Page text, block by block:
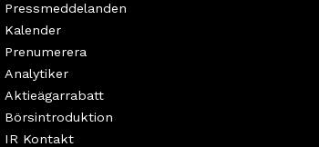
Pressmeddelanden
Kalender
Prenumerera
Analytiker
Aktieägarrabatt
Börsintroduktion
IR Kontakt